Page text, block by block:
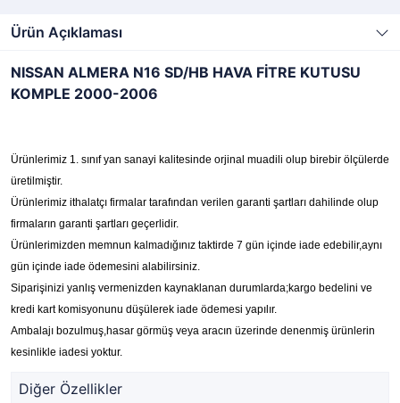
Ürün Açıklaması
NISSAN ALMERA N16 SD/HB HAVA FİTRE KUTUSU
KOMPLE 2000-2006
Ürünlerimiz 1. sınıf yan sanayi kalitesinde orjinal muadili olup birebir ölçülerde
üretilmiştir.
Ürünlerimiz ithalatçı firmalar tarafından verilen garanti şartları dahilinde olup
firmaların garanti şartları geçerlidir.
Ürünlerimizden memnun kalmadığınız taktirde 7 gün içinde iade edebilir,aynı
gün içinde iade ödemesini alabilirsiniz.
Siparişinizi yanlış vermenizden kaynaklanan durumlarda;kargo bedelini ve
kredi kart komisyonunu düşülerek iade ödemesi yapılır.
Ambalajı bozulmuş,hasar görmüş veya aracın üzerinde denenmiş ürünlerin
kesinlikle iadesi yoktur.
Diğer Özellikler